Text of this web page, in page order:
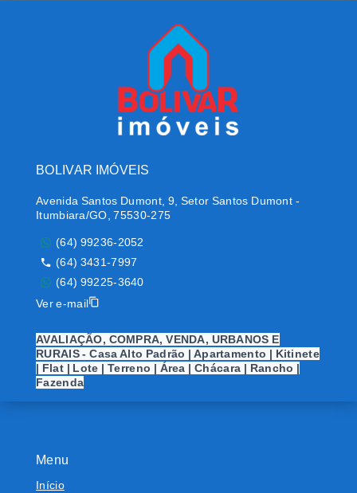
Menu
Início
BOLIVAR IMÓVEIS
Avenida Santos Dumont, 9, Setor Santos Dumont -
Itumbiara/GO, 75530-275
(64) 99236-2052
(64) 3431-7997
(64) 99225-3640
Ver e-mail
AVALIAÇÃO, COMPRA, VENDA, URBANOS E
RURAIS - Casa Alto Padrão | Apartamento | Kitinete
| Flat | Lote | Terreno | Área | Chácara | Rancho |
Fazenda